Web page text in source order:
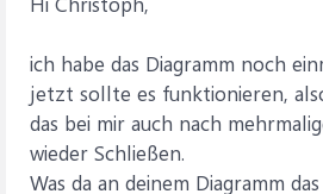
ich habe das Diagramm noch
jetzt sollte es funktionieren,
das bei mir auch nach
wieder Schließen.
Was da an deinem Diagramm